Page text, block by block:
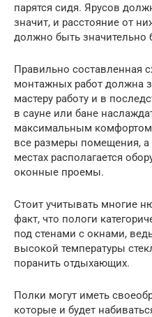
парятся сидя. Ярусов
значит, и расстояние от
должно быть значительно
Правильно составленная
монтажных работ должна
мастеру работу и в
в сауне или бане
максимальным
все размеры помещения, а
местах располагается
оконные проемы.
Стоит учитывать многие
факт, что пологи
под стенами с окнами,
высокой температуры
поранить отдыхающих.
Полки могут иметь
которые и будет